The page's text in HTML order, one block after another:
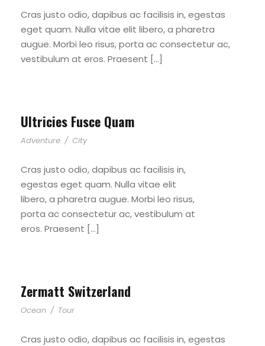
Cras justo odio, dapibus ac facilisis in, egestas
eget quam. Nulla vitae elit libero, a pharetra
augue. Morbi leo risus, porta ac consectetur ac,
vestibulum at eros. Praesent […]
Ultricies Fusce Quam
Adventure / City
Cras justo odio, dapibus ac facilisis in,
egestas eget quam. Nulla vitae elit
libero, a pharetra augue. Morbi leo risus,
porta ac consectetur ac, vestibulum at
eros. Praesent […]
Zermatt Switzerland
Ocean / Tour
Cras justo odio, dapibus ac facilisis in, egestas